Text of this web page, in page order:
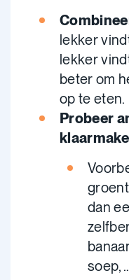
lekker
lekker
beter om
op te eten.
Probeer
dan
soep,